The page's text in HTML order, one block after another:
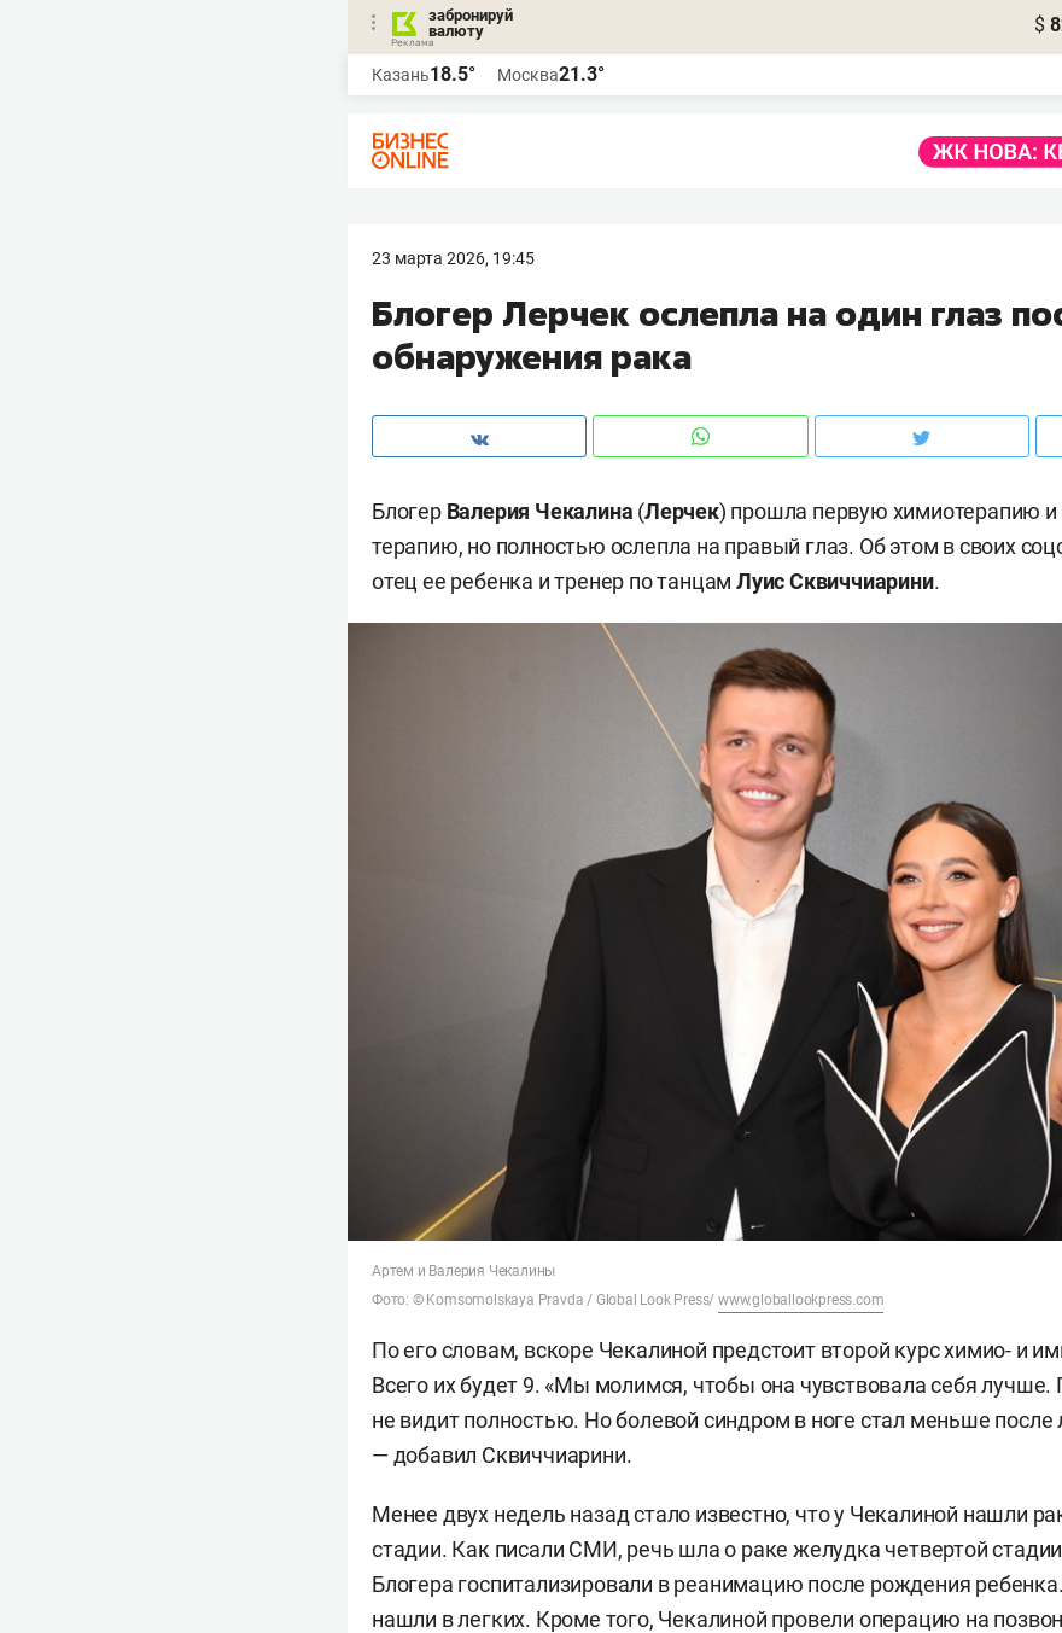
забронируй
валюту
$
Казань18.5° Москва21.3°
23 марта 2026, 19:45
Блогер Лерчек ослепла на один глаз
обнаружения рака
Блогер Валерия Чекалина (Лерчек) прошла первую химиотерапию
терапию, но полностью ослепла на правый глаз. Об этом в своих
отец ее ребенка и тренер по танцам Луис Сквиччиарини.
Артем и Валерия Чекалины
Фото: © Komsomolskaya Pravda / Global Look Press/www.globallookpress.com
По его словам, вскоре Чекалиной предстоит второй курс химио- и
Всего их будет 9. «Мы молимся, чтобы она чувствовала себя лучше.
не видит полностью. Но болевой синдром в ноге стал меньше после
— добавил Сквиччиарини.
Менее двух недель назад стало известно, что у Чекалиной нашли
стадии. Как писали СМИ, речь шла о раке желудка четвертой
Блогера госпитализировали в реанимацию после рождения
нашли в легких. Кроме того, Чекалиной провели операцию на